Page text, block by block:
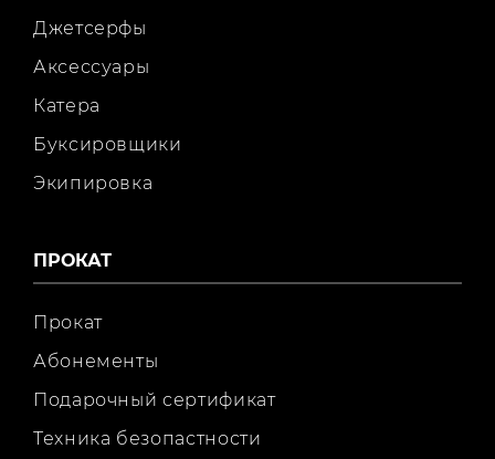
Джетсерфы
Аксессуары
Катера
Буксировщики
Экипировка
ПРОКАТ
Прокат
Абонементы
Подарочный сертификат
Техника безопастности